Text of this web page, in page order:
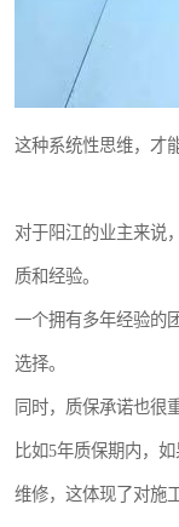
这种系统性思维，才
对于阳江的业主来说
质和经验。
一个拥有多年经验的
选择。
同时，质保承诺也很
比如5年质保期内，
维修，这体现了对施